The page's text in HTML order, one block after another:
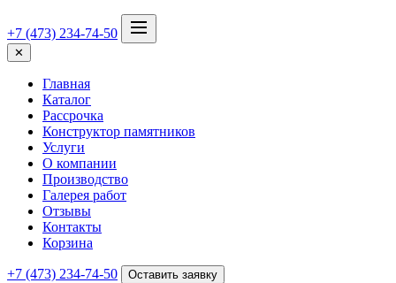
+7 (473) 234-74-50
✕
Главная
Каталог
Рассрочка
Конструктор памятников
Услуги
О компании
Производство
Галерея работ
Отзывы
Контакты
Корзина
+7 (473) 234-74-50 Оставить заявку